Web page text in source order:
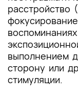
расстройство
выполнением
сторону или
стимуляции.